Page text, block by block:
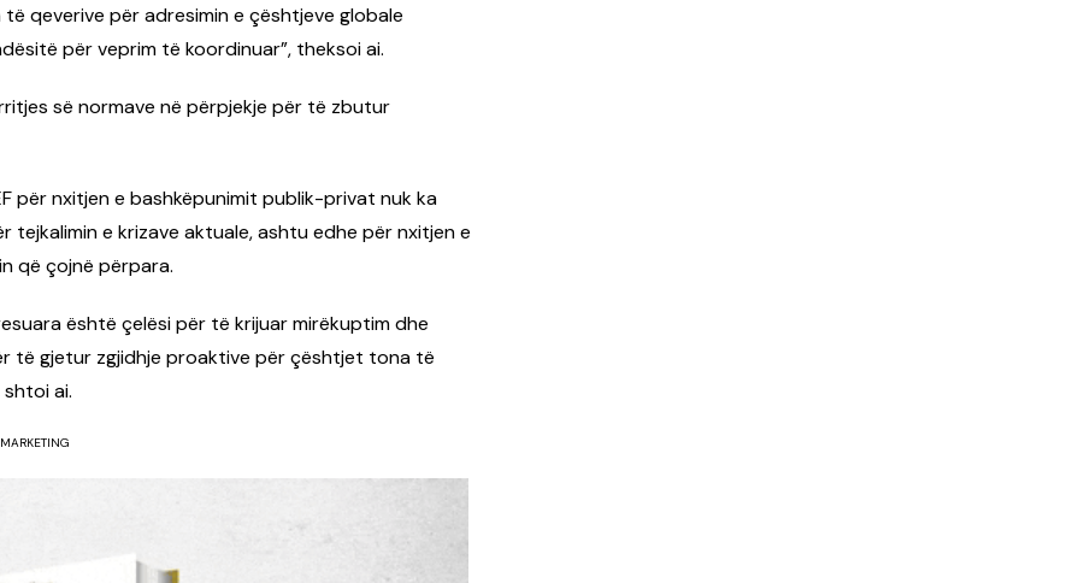
qeverive për adresimin e çështjeve globale
për veprim të koordinuar”, theksoi ai.
së normave në përpjekje për të zbutur
për nxitjen e bashkëpunimit publik-privat nuk ka
tejkalimin e krizave aktuale, ashtu edhe për nxitjen e
që çojnë përpara.
është çelësi për të krijuar mirëkuptim dhe
të gjetur zgjidhje proaktive për çështjet tona të
ai.
MARKETING